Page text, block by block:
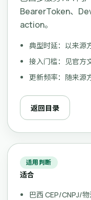
BearerToken、
action。
典型时延：以来源
接入门槛：见官方
更新频率：随来源
返回目录
适用判断
适合
巴西 CEP/CNPJ/